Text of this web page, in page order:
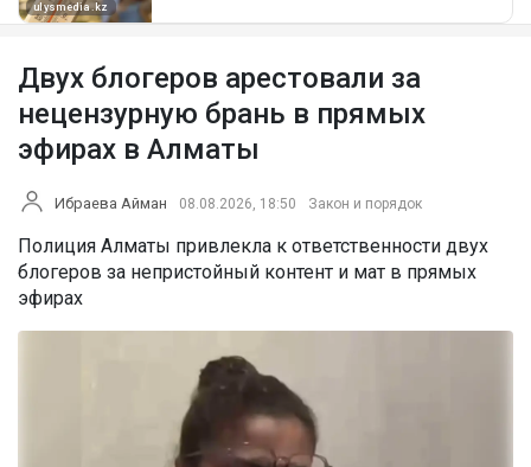
Двух блогеров арестовали за
нецензурную брань в прямых
эфирах в Алматы
Ибраева Айман 08.08.2026, 18:50 Закон и порядок
Полиция Алматы привлекла к ответственности двух
блогеров за непристойный контент и мат в прямых
эфирах